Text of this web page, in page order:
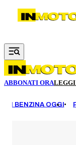
Vai al contenuto
ABBONATI ORA
BENZINA OGGI